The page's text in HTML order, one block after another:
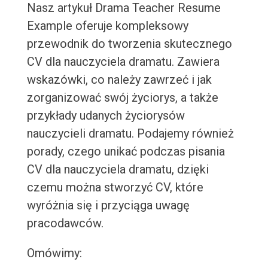
Nasz artykuł Drama Teacher Resume
Example oferuje kompleksowy
przewodnik do tworzenia skutecznego
CV dla nauczyciela dramatu. Zawiera
wskazówki, co należy zawrzeć i jak
zorganizować swój życiorys, a także
przykłady udanych życiorysów
nauczycieli dramatu. Podajemy również
porady, czego unikać podczas pisania
CV dla nauczyciela dramatu, dzięki
czemu można stworzyć CV, które
wyróżnia się i przyciąga uwagę
pracodawców.
Omówimy: